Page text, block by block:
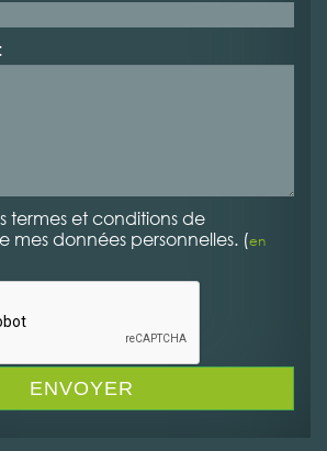
termes et conditions de
mes données personnelles. (en